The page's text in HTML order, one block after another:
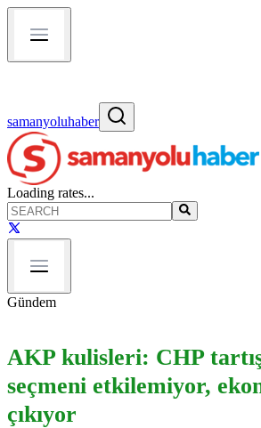
samanyoluhaber
Loading rates...
Gündem
AKP kulisleri: CHP
seçmeni etkilemiyor,
çıkıyor